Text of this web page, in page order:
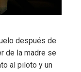
después de
de la madre se
al piloto y un